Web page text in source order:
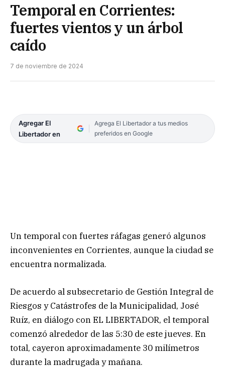
Temporal en Corrientes:
fuertes vientos y un árbol
caído
7 de noviembre de 2024
Agregar El
Libertador en
Agrega El Libertador a tus medios
preferidos en Google
Un temporal con fuertes ráfagas generó algunos
inconvenientes en Corrientes, aunque la ciudad se
encuentra normalizada.
De acuerdo al subsecretario de Gestión Integral de
Riesgos y Catástrofes de la Municipalidad, José
Ruíz, en diálogo con EL LIBERTADOR, el temporal
comenzó alrededor de las 5:30 de este jueves. En
total, cayeron aproximadamente 30 milímetros
durante la madrugada y mañana.